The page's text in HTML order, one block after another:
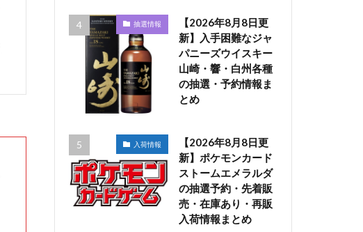
抽選情報
【2026年8月8日更
新】入手困難なジャ
パニーズウイスキー
山崎・響・白州各種
の抽選・予約情報ま
とめ
入荷情報
【2026年8月8日更
新】ポケモンカード
ストームエメラルダ
の抽選予約・先着販
売・在庫あり・再販
入荷情報まとめ